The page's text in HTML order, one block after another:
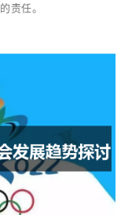
责任。